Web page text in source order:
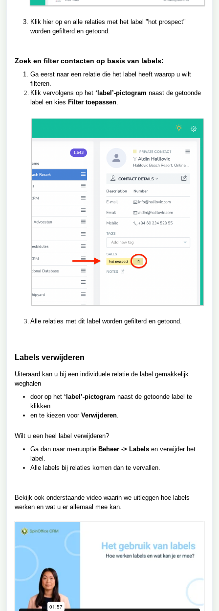
Klik hier op en alle relaties met het label "hot prospect"
worden gefilterd en getoond.
Zoek en filter contacten op basis van labels:
Ga eerst naar een relatie die het label heeft waarop u wilt
filteren.
Klik vervolgens op het ‘label’-pictogram naast de getoonde
label en kies Filter toepassen.
Alle relaties met dit label worden gefilterd en getoond.
Labels verwijderen
Uiteraard kan u bij een individuele relatie de label gemakkelijk
weghalen
door op het ‘label’-pictogram naast de getoonde label te
klikken
en te kiezen voor Verwijderen
Wilt u een heel label verwijderen?
Ga dan naar menuoptie Beheer -> Labels en verwijder het
label.
Alle labels bij relaties komen dan te vervallen.
Bekijk ook onderstaande video waarin we uitleggen hoe labels
werken en wat u er allemaal mee kan.